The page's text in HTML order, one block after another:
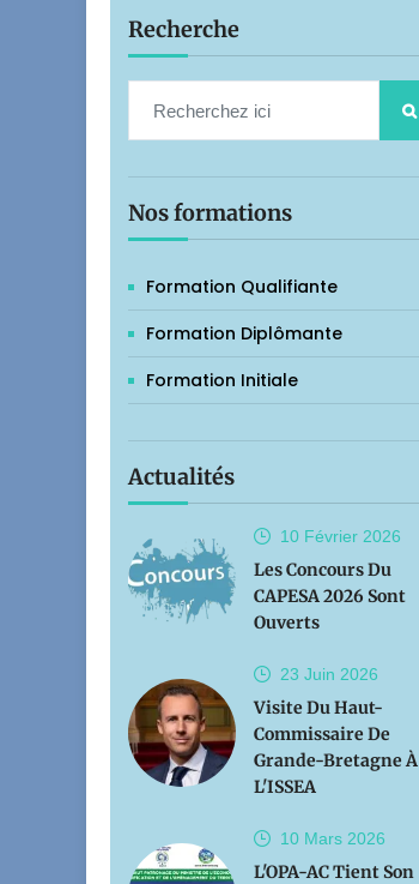
Recherche
Nos formations
Formation Qualifiante
Formation Diplômante
Formation Initiale
Actualités
10 Février 2026
Les Concours Du
CAPESA 2026 Sont
Ouverts
23 Juin 2026
Visite Du Haut-
Commissaire De
Grande-Bretagne À
L'ISSEA
10 Mars 2026
L'OPA-AC Tient Son